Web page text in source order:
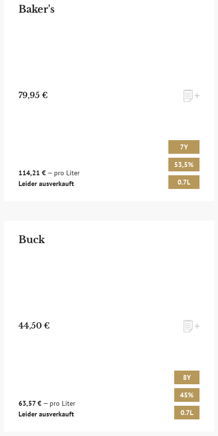
Baker's
79,95 €
114,21 € — pro Liter
Leider ausverkauft
7Y
53,5%
0.7L
Buck
44,50 €
63,57 € — pro Liter
Leider ausverkauft
8Y
45%
0.7L